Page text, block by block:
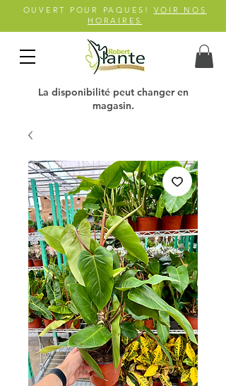
OUVERT POUR PAQUES! VOIR NOS
HORAIRES
La disponibilité peut changer en
magasin.